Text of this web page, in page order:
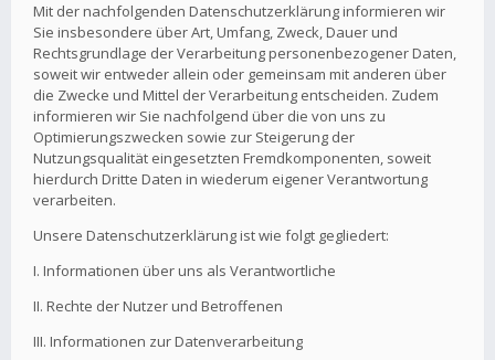
Mit der nachfolgenden Datenschutzerklärung informieren wir
Sie insbesondere über Art, Umfang, Zweck, Dauer und
Rechtsgrundlage der Verarbeitung personenbezogener Daten,
soweit wir entweder allein oder gemeinsam mit anderen über
die Zwecke und Mittel der Verarbeitung entscheiden. Zudem
informieren wir Sie nachfolgend über die von uns zu
Optimierungszwecken sowie zur Steigerung der
Nutzungsqualität eingesetzten Fremdkomponenten, soweit
hierdurch Dritte Daten in wiederum eigener Verantwortung
verarbeiten.
Unsere Datenschutzerklärung ist wie folgt gegliedert:
I. Informationen über uns als Verantwortliche
II. Rechte der Nutzer und Betroffenen
III. Informationen zur Datenverarbeitung